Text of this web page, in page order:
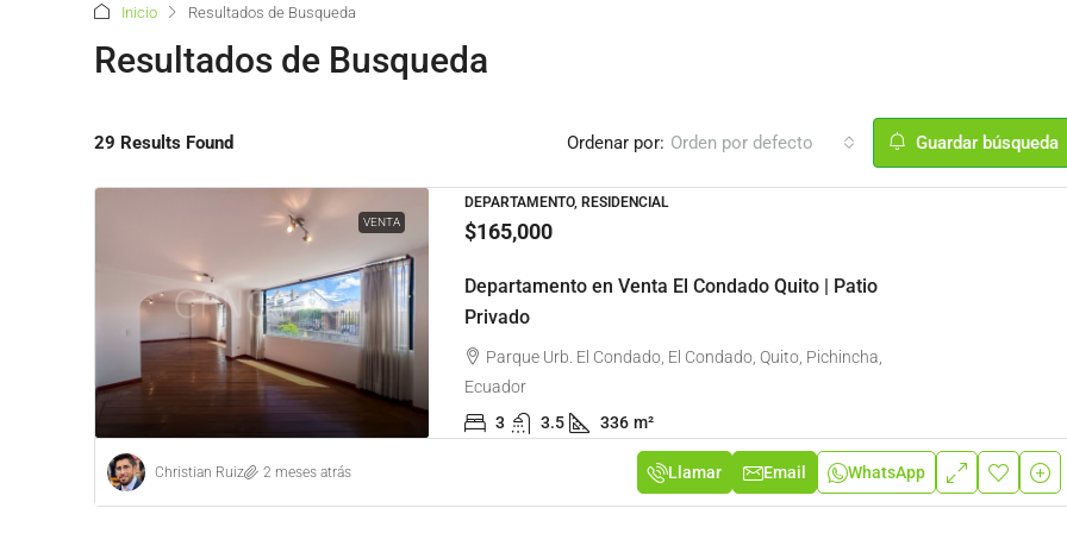
Inicio Resultados de Busqueda
Resultados de Busqueda
29 Results Found Ordenar por: Orden por defecto Guardar búsqueda
VENTA
DEPARTAMENTO, RESIDENCIAL
$165,000
Departamento en Venta El Condado Quito | Patio
Privado
Parque Urb. El Condado, El Condado, Quito, Pichincha,
Ecuador
3
3.5 336 m²
Christian Ruiz 2 meses atrás Llamar Email WhatsApp
/Mes (Incluye alicuota) $110,000/De Oportunidad